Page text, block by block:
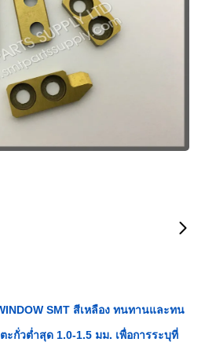
SMT สีเหลือง ทนทานและทน
ะกั่วต่ำสุด 1.0-1.5 มม. เพื่อการระบุที่